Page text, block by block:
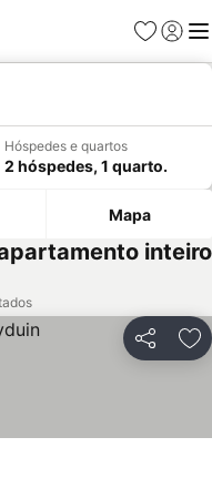
Favoritos
Iniciar
Hóspedes e quartos
2 hóspedes, 1 quarto.
Mapa
inteiro
Partilhar